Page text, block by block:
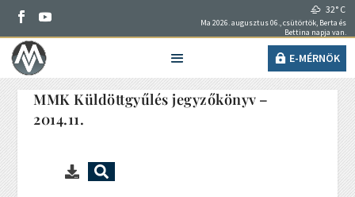
32° C
Ma 2026. augusztus 06., csütörtök, Berta és
Bettina napja van.
E-MÉRNÖK
MMK Küldöttgyűlés jegyzőkönyv –
2014.11.